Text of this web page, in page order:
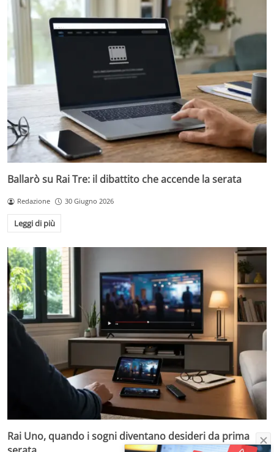
Ballarò su Rai Tre: il dibattito che accende la serata
Redazione 30 Giugno 2026
Leggi di più
Rai Uno, quando i sogni diventano desideri da prima